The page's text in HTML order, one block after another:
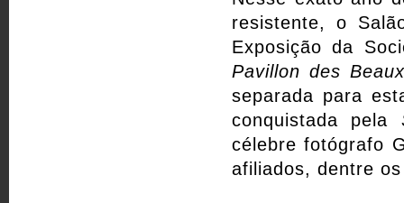
resistente, o
Exposição da
Pavillon des
separada para
conquistada pela
célebre fotógrafo
afiliados, dentre